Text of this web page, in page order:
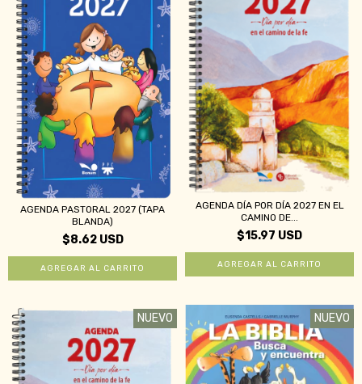
AGENDA PASTORAL 2027 (TAPA
BLANDA)
$8.62 USD
AGENDA DÍA POR DÍA 2027 EN EL
CAMINO DE...
$15.97 USD
NUEVO NUEVO